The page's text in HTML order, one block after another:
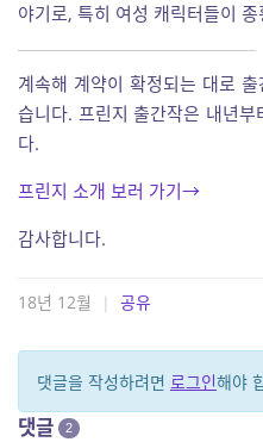
야기로, 특히 여성 캐릭터들이
계속해 계약이 확정되는 대로
습니다. 프린지 출간작은 내년
다.
프린지 소개 보러 가기→
감사합니다.
18년 12월 | 공유
댓글을 작성하려면 로그인해야
댓글 2